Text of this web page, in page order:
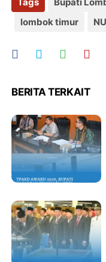
Tags Bupati
lombok timur
NU
BERITA TERKAIT